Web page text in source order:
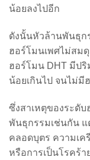
น้อยลงไปอีก
ดังนั้นหัวล้านพันธุก
ฮอร์โมนเพศไม่สม
ฮอร์โมน DHT มีป
น้อยเกินไป จนไม่มี
ซึ่งสาเหตุของระดั
พันธุกรรมเช่นกัน แ
คลอดบุตร ความเค
หรือการเป็นโรคร้